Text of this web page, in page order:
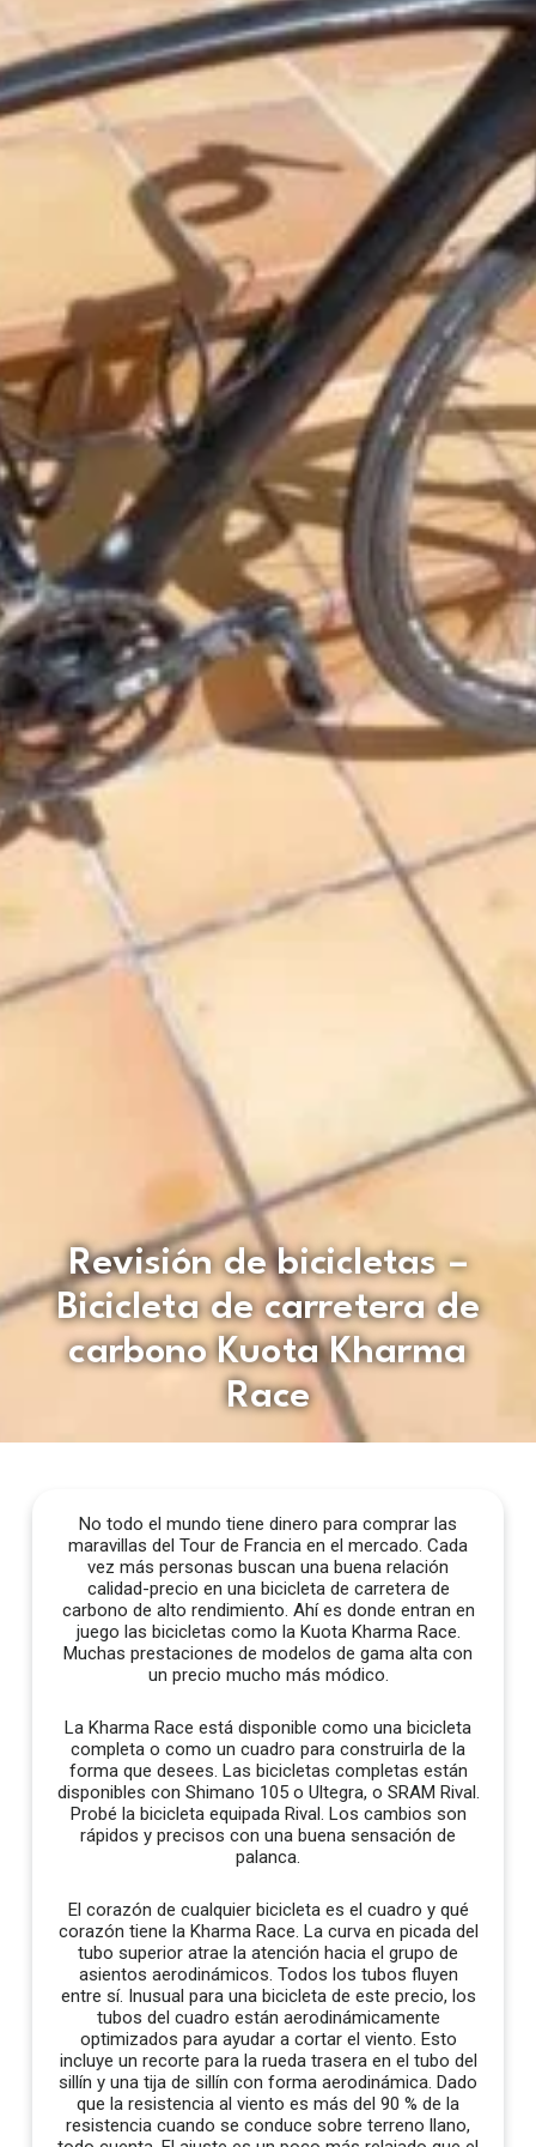
Revisión de bicicletas –
Bicicleta de carretera de
carbono Kuota Kharma
Race
No todo el mundo tiene dinero para comprar las
maravillas del Tour de Francia en el mercado. Cada
vez más personas buscan una buena relación
calidad-precio en una bicicleta de carretera de
carbono de alto rendimiento. Ahí es donde entran en
juego las bicicletas como la Kuota Kharma Race.
Muchas prestaciones de modelos de gama alta con
un precio mucho más módico.
La Kharma Race está disponible como una bicicleta
completa o como un cuadro para construirla de la
forma que desees. Las bicicletas completas están
disponibles con Shimano 105 o Ultegra, o SRAM Rival.
Probé la bicicleta equipada Rival. Los cambios son
rápidos y precisos con una buena sensación de
palanca.
El corazón de cualquier bicicleta es el cuadro y qué
corazón tiene la Kharma Race. La curva en picada del
tubo superior atrae la atención hacia el grupo de
asientos aerodinámicos. Todos los tubos fluyen
entre sí. Inusual para una bicicleta de este precio, los
tubos del cuadro están aerodinámicamente
optimizados para ayudar a cortar el viento. Esto
incluye un recorte para la rueda trasera en el tubo del
sillín y una tija de sillín con forma aerodinámica. Dado
que la resistencia al viento es más del 90 % de la
resistencia cuando se conduce sobre terreno llano,